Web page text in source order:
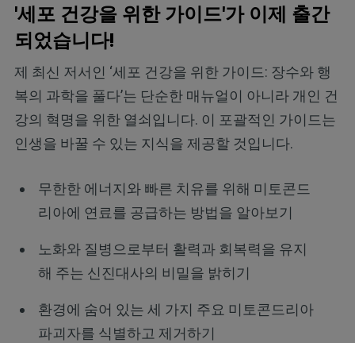
'세포 건강을 위한 가이드'가 이제 출간
되었습니다!
제 최신 저서인 ‘세포 건강을 위한 가이드: 장수와 행
복의 과학을 풀다’는 단순한 매뉴얼이 아니라 개인 건
강의 혁명을 위한 열쇠입니다. 이 포괄적인 가이드는
인생을 바꿀 수 있는 지식을 제공할 것입니다.
무한한 에너지와 빠른 치유를 위해 미토콘드
리아에 연료를 공급하는 방법을 알아보기
노화와 질병으로부터 활력과 회복력을 유지
해 주는 신진대사의 비밀을 밝히기
환경에 숨어 있는 세 가지 주요 미토콘드리아
파괴자를 식별하고 제거하기